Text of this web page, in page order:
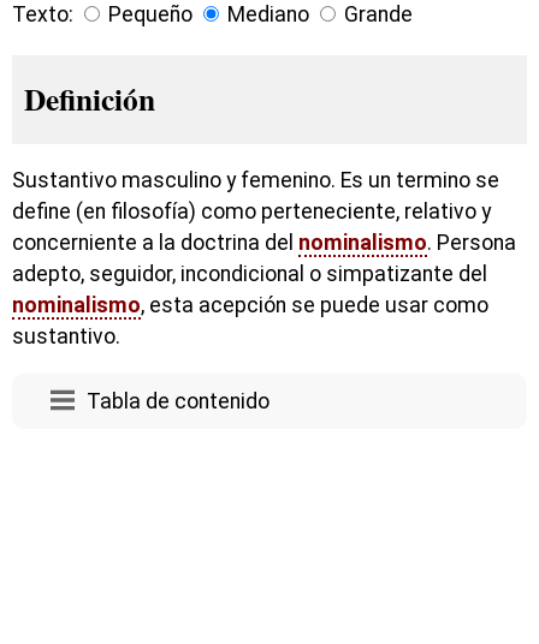
Texto: Pequeño Mediano Grande
Definición
Sustantivo masculino y femenino. Es un termino se
define (en filosofía) como perteneciente, relativo y
concerniente a la doctrina del nominalismo. Persona
adepto, seguidor, incondicional o simpatizante del
nominalismo, esta acepción se puede usar como
sustantivo.
Tabla de contenido